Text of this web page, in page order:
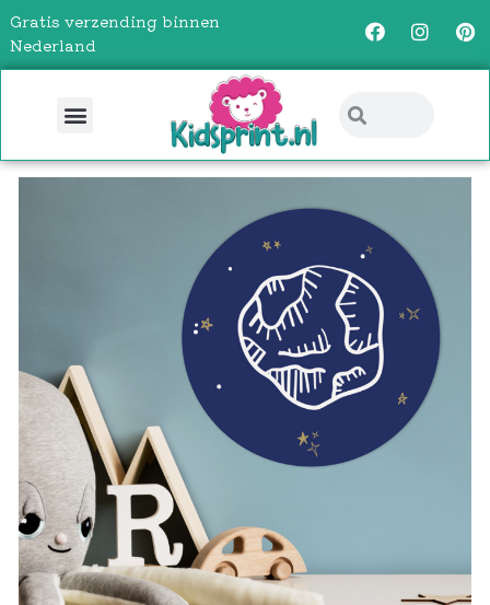
Gratis verzending binnen
Nederland